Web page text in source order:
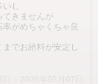
いし
てきませんが
がめちゃくちゃ良
でお給料が安定し